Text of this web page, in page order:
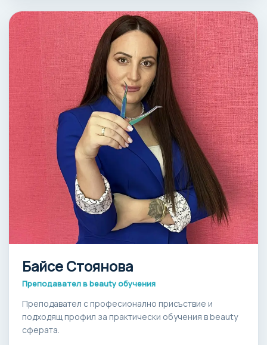
Байсе Стоянова
Преподавател в beauty обучения
Преподавател с професионално присъствие и
подходящ профил за практически обучения в beauty
сферата.